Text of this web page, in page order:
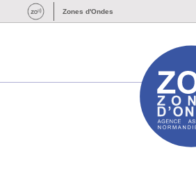
Zones d'Ondes